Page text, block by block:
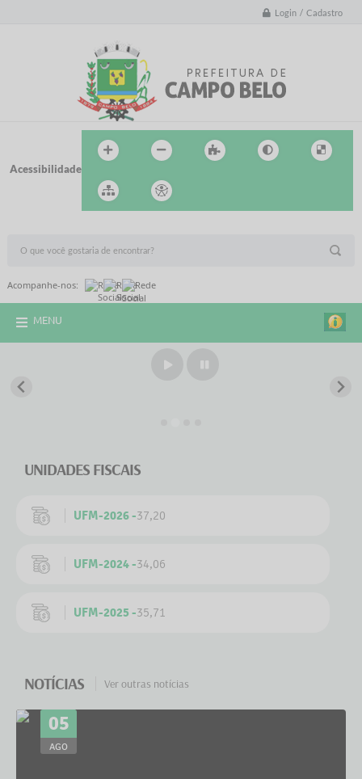
Login / Cadastro
Acessibilidade
Acompanhe-nos:
MENU
UNIDADES FISCAIS
UFM-2026 -37,20
UFM-2024 -34,06
UFM-2025 -35,71
NOTÍCIAS Ver outras notícias
05
AGO